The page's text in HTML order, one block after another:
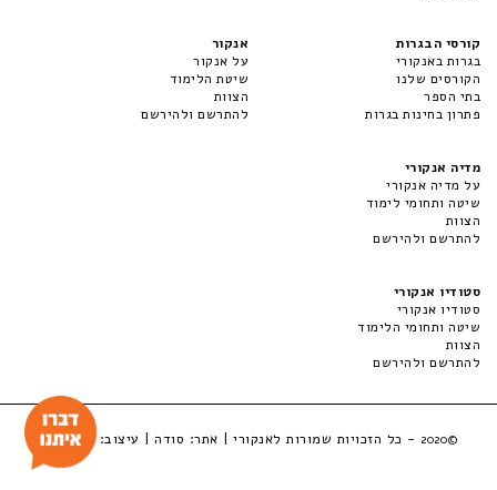
קורסי הבגרות
בגרות באנקורי
הקורסים שלנו
בתי הספר
פתרון בחינות בגרות
אנקור
על אנקור
שיטת הלימוד
הצוות
להתרשם ולהירשם
מדיה אנקורי
על מדיה אנקורי
שיטה ותחומי לימוד
הצוות
להתרשם ולהירשם
סטודיו אנקורי
סטודיו אנקורי
שיטה ותחומי הלימוד
הצוות
להתרשם ולהירשם
©2020 - כל הזכויות שמורות לאנקורי | אתר: סודה| עיצוב:LuckyBox